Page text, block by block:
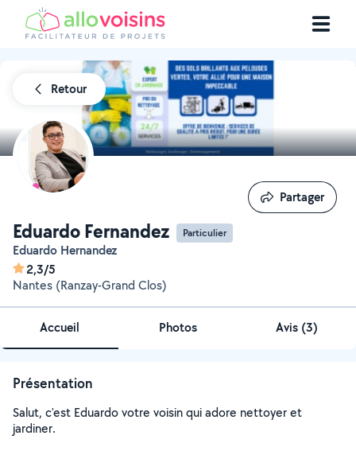
Retour
Eduardo Fernandez Particulier
Eduardo Hernandez
2,3/5
Nantes (Ranzay-Grand Clos)
Partager
Partager
Accueil Photos Avis (3)
Présentation
Salut, c'est Eduardo votre voisin qui adore nettoyer et
jardiner.